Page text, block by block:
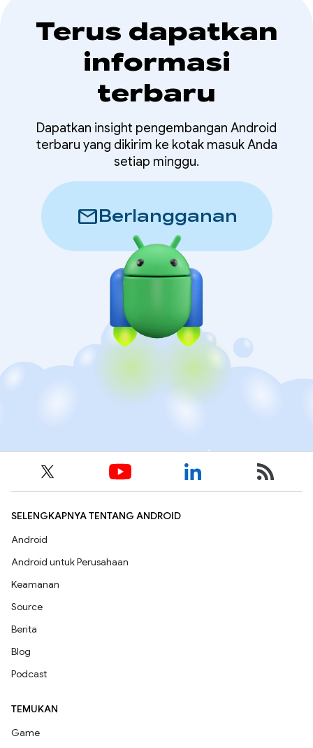
Terus dapatkan
informasi
terbaru
Dapatkan insight pengembangan Android
terbaru yang dikirim ke kotak masuk Anda
setiap minggu.
mailBerlangganan
SELENGKAPNYA TENTANG ANDROID
Android
Android untuk Perusahaan
Keamanan
Source
Berita
Blog
Podcast
TEMUKAN
Game